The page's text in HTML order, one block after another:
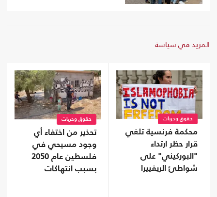
المزيد في سياسة
حقوق وحريات
محكمة فرنسية تلغي
قرار حظر ارتداء
"البوركيني" على
شواطئ الريفييرا
حقوق وحريات
تحذير من اختفاء أي
وجود مسيحي في
فلسطين عام 2050
بسبب انتهاكات